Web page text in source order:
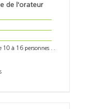
de l'orateur
10 à 16 personnes . .